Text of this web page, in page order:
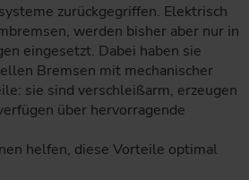
zurückgegriffen. Elektrisch
werden bisher aber nur in
eingesetzt. Dabei haben sie
Bremsen mit mechanischer
sie sind verschleißarm, erzeugen
über hervorragende
helfen, diese Vorteile optimal